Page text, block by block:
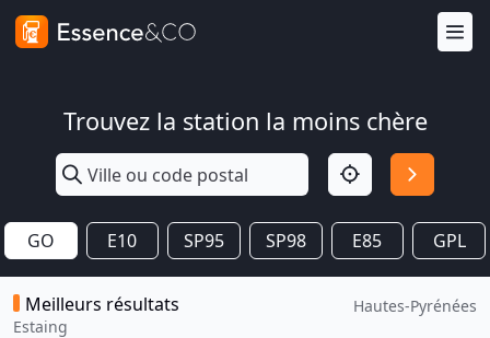
Trouvez la station la moins chère
GO E10 SP95 SP98 E85 GPL
Meilleurs résultats
Estaing
Hautes-Pyrénées